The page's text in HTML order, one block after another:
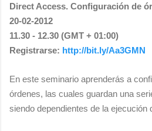
Direct Access. Configuración de
20-02-2012
11.30 - 12.30 (GMT + 01:00)
Registrarse: http://bit.ly/Aa3GMN
En este seminario aprenderás a
órdenes, las cuales guardan una
siendo dependientes de la ejecución